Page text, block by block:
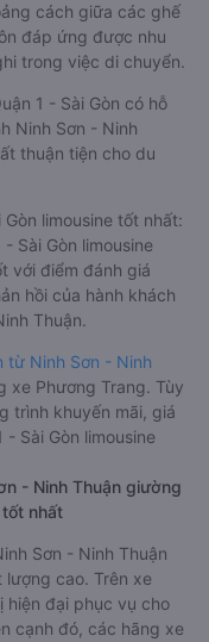
cách giữa các ghế
đáp ứng được nhu
trong việc di chuyển.
1 - Sài Gòn có hỗ
Ninh Sơn - Ninh
thuận tiện cho du
limousine tốt nhất:
Sài Gòn limousine
với điểm đánh giá
hồi của hành khách
Thuận.
từ Ninh Sơn - Ninh
xe Phương Trang. Tùy
trình khuyến mãi, giá
Sài Gòn limousine
- Ninh Thuận giường
nhất
Sơn - Ninh Thuận
cao. Trên xe
đại phục vụ cho
cạnh đó, các hãng xe